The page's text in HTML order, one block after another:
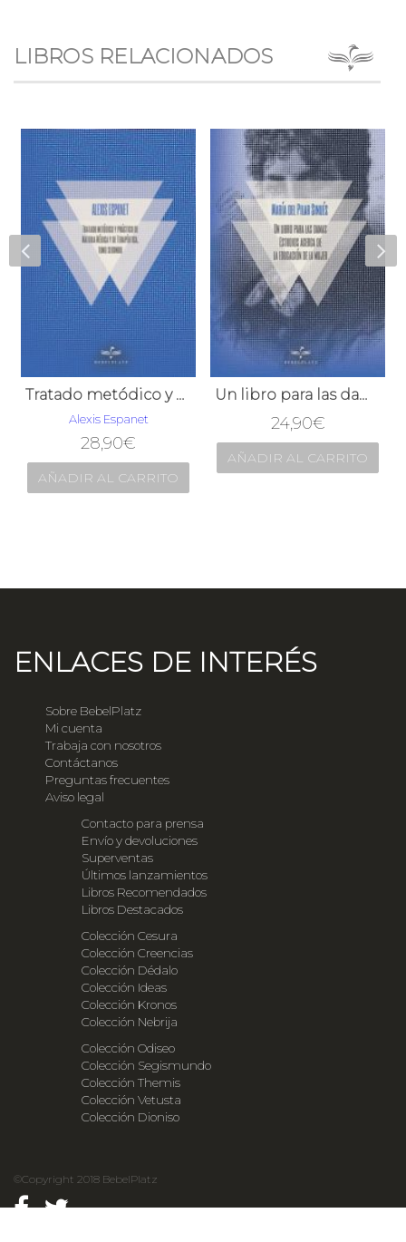
LIBROS RELACIONADOS
Tratado metódico y práctico de Materia Médica y de Terapéutica, tomo segundo
Alexis Espanet
28,90€
AÑADIR AL CARRITO
Un libro para las damas Estudios acerca de la educación de la mujer
24,90€
AÑADIR AL CARRITO
ENLACES DE INTERÉS
Sobre BebelPlatz
Mi cuenta
Trabaja con nosotros
Contáctanos
Preguntas frecuentes
Aviso legal
Contacto para prensa
Envío y devoluciones
Superventas
Últimos lanzamientos
Libros Recomendados
Libros Destacados
Colección Cesura
Colección Creencias
Colección Dédalo
Colección Ideas
Colección Kronos
Colección Nebrija
Colección Odiseo
Colección Segismundo
Colección Themis
Colección Vetusta
Colección Dioniso
©Copyright 2018 BebelPlatz